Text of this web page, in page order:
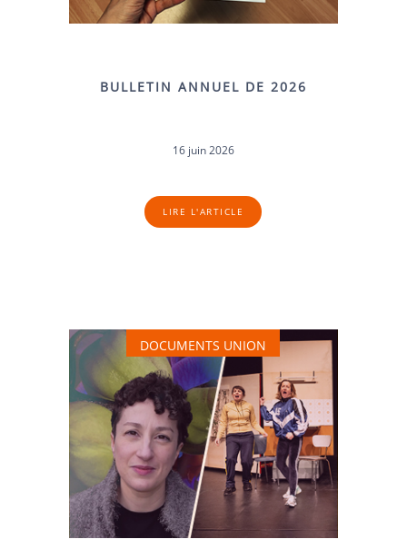
BULLETIN ANNUEL DE 2026
16 juin 2026
LIRE L'ARTICLE
DOCUMENTS UNION